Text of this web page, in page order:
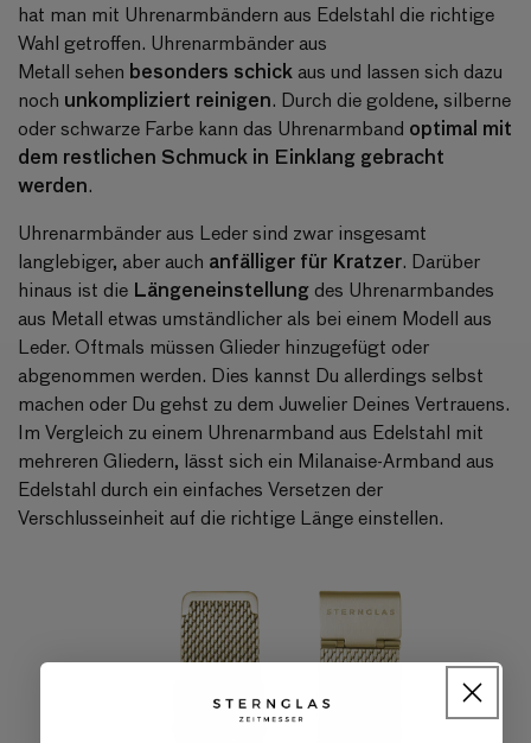
hat man mit Uhrenarmbändern aus Edelstahl die richtige
Wahl getroffen. Uhrenarmbänder aus
Metall sehen besonders schick aus und lassen sich dazu
noch unkompliziert reinigen. Durch die goldene, silberne
oder schwarze Farbe kann das Uhrenarmband optimal mit
dem restlichen Schmuck in Einklang gebracht
werden.
Uhrenarmbänder aus Leder sind zwar insgesamt
langlebiger, aber auch anfälliger für Kratzer. Darüber
hinaus ist die Längeneinstellung des Uhrenarmbandes
aus Metall etwas umständlicher als bei einem Modell aus
Leder. Oftmals müssen Glieder hinzugefügt oder
abgenommen werden. Dies kannst Du allerdings selbst
machen oder Du gehst zu dem Juwelier Deines Vertrauens.
Im Vergleich zu einem Uhrenarmband aus Edelstahl mit
mehreren Gliedern, lässt sich ein Milanaise-Armband aus
Edelstahl durch ein einfaches Versetzen der
Verschlusseinheit auf die richtige Länge einstellen.